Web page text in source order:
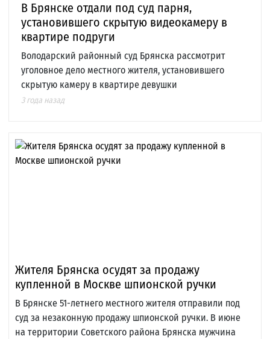
В Брянске отдали под суд парня,
установившего скрытую видеокамеру в
квартире подруги
Володарский районный суд Брянска рассмотрит
уголовное дело местного жителя, установившего
скрытую камеру в квартире девушки
3 года назад
Жителя Брянска осудят за продажу
купленной в Москве шпионской ручки
В Брянске 51-летнего местного жителя отправили под
суд за незаконную продажу шпионской ручки. В июне
на территории Советского района Брянска мужчина